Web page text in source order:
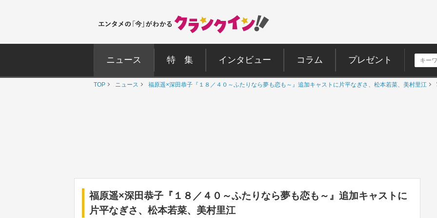
ニュース 特 集 インタビュー コラム プレゼント
TOP ニュース 福原遥×深田恭子『１８／４０～ふたりなら夢も恋も～』追加キャストに片平なぎさ、松本若菜、美村里江
福原遥×深田恭子『１８／４０～ふたりなら夢も恋も～』追加キャストに
片平なぎさ、松本若菜、美村里江